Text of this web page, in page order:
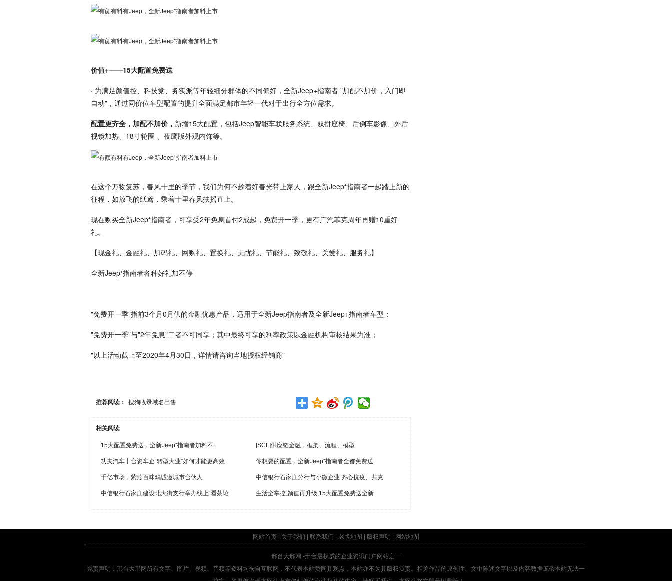
价值+——15大配置免费送
· 为满足颜值控、科技党、务实派等年轻细分群体的不同偏好，全新Jeep+指南者 "加配不加价，入门即
自动"，通过同价位车型配置的提升全面满足都市年轻一代对于出行全方位需求。
配置更齐全，加配不加价， 新增15大配置，包括Jeep智能车联服务系统、双拼座椅、后倒车影像、外后
视镜加热、18寸轮圈 、夜鹰版外观内饰等。
在这个万物复苏，春风十里的季节，我们为何不趁着好春光带上家人，跟全新Jeep⁺指南者一起踏上新的
征程，如放飞的纸鸢，乘着十里春风扶摇直上。
现在购买全新Jeep⁺指南者，可享受2年免息首付2成起，免费开一季，更有广汽菲克周年再赠10重好
礼。
【现金礼、金融礼、加码礼、网购礼、置换礼、无忧礼、节能礼、致敬礼、关爱礼、服务礼】
全新Jeep⁺指南者各种好礼加不停
"免费开一季"指前3个月0月供的金融优惠产品，适用于全新Jeep指南者及全新Jeep+指南者车型；
"免费开一季"与"2年免息"二者不可同享；其中最终可享的利率政策以金融机构审核结果为准；
"以上活动截止至2020年4月30日，详情请咨询当地授权经销商"
推荐阅读： 搜狗收录域名出售
相关阅读
15大配置免费送，全新Jeep⁺指南者加料不 [SCF]供应链金融，框架、流程、模型
功夫汽车丨合资车企“转型大业”如何才能更高效 你想要的配置，全新Jeep⁺指南者全都免费送
千亿市场，紫燕百味鸡诚邀城市合伙人 中信银行石家庄分行与小微企业 齐心抗疫、共克
中信银行石家庄建设北大街支行举办线上“看茶论 生活全掌控,颜值再升级,15大配置免费送全新
网站首页| 关于我们 联系我们 老版地图 版权声明 网站地图
邢台大邢网 -邢台最权威的企业资讯门户网站之一
免责声明：邢台大邢网所有文字、图片、视频、音频等资料均来自互联网，不代表本站赞同其观点，本站亦不为其版权负责。相关作品的原创性、文中陈述文字以及内容数据庞杂本站无法一